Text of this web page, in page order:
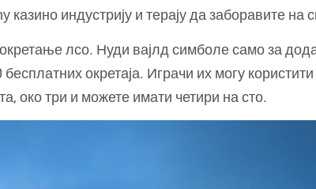
индустрију и терају да заборавите на
лсо. Нуди вајлд симболе само за
окретаја. Играчи их могу
око три и можете имати четири на сто.